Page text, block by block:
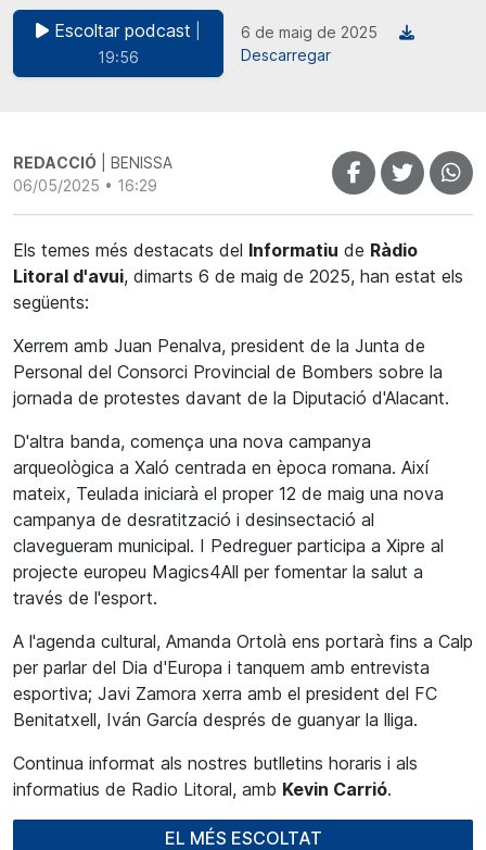
Escoltar podcast
19:56
6 de maig de 2025
Descarregar
REDACCIÓ | BENISSA
06/05/2025 • 16:29
Els temes més destacats del Informatiu de Ràdio
Litoral d'avui, dimarts 6 de maig de 2025, han estat els
següents:
Xerrem amb Juan Penalva, president de la Junta de
Personal del Consorci Provincial de Bombers sobre la
jornada de protestes davant de la Diputació d'Alacant.
D'altra banda, comença una nova campanya
arqueològica a Xaló centrada en època romana. Així
mateix, Teulada iniciarà el proper 12 de maig una nova
campanya de desratització i desinsectació al
clavegueram municipal. I Pedreguer participa a Xipre al
projecte europeu Magics4All per fomentar la salut a
través de l'esport.
A l'agenda cultural, Amanda Ortolà ens portarà fins a Calp
per parlar del Dia d'Europa i tanquem amb entrevista
esportiva; Javi Zamora xerra amb el president del FC
Benitatxell, Iván García després de guanyar la lliga.
Continua informat als nostres butlletins horaris i als
informatius de Radio Litoral, amb Kevin Carrió.
EL MÉS ESCOLTAT